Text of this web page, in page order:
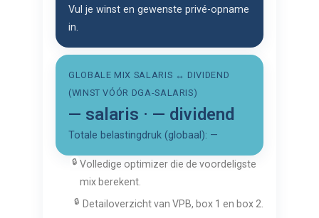
Vul je winst en gewenste privé-opname
in.
GLOBALE MIX SALARIS ↔ DIVIDEND
(WINST VÓÓR DGA-SALARIS)
— salaris · — dividend
Totale belastingdruk (globaal): —
🔒 Volledige optimizer die de voordeligste
mix berekent.
🔒 Detailoverzicht van VPB, box 1 en box 2.